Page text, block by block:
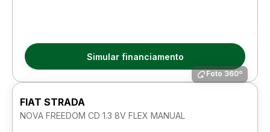
Simular financiamento
Foto 360º
FIAT STRADA
NOVA FREEDOM CD 1.3 8V FLEX MANUAL